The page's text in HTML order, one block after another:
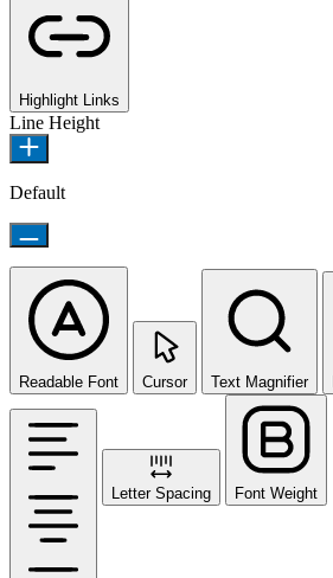
Highlight Links
Line Height
Default
Readable Font Cursor Text Magnifier
Letter Spacing Font Weight